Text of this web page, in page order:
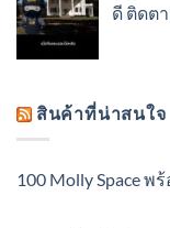
ดี ติดต
สินค้าที่น่าสนใจ
100 Molly Space พ